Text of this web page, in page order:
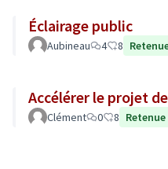
Éclairage public
Aubineau 4 8
Accélérer le projet
Clément 0 8 Retenue